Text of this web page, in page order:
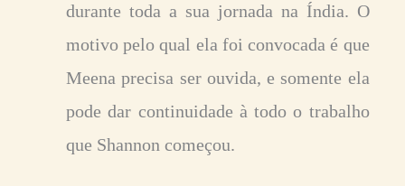
durante toda a sua jornada na Índia. O
motivo pelo qual ela foi convocada é que
Meena precisa ser ouvida, e somente ela
pode dar continuidade à todo o trabalho
que Shannon começou.